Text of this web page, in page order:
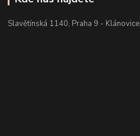
Slavětínská 1140, Praha 9 - Klánovice